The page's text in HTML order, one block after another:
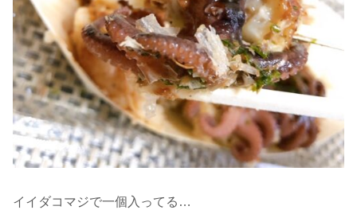
イイダコマジで一個入ってる…